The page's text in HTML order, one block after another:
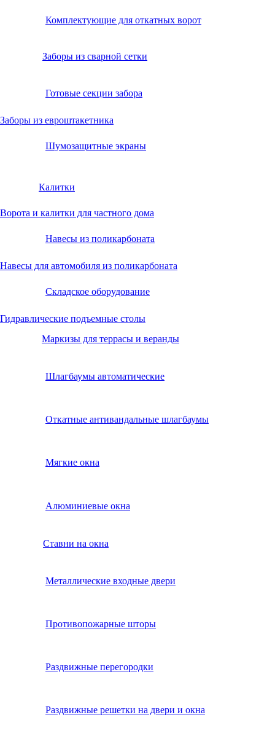
Комплектующие для откатных ворот
Заборы из сварной сетки
Готовые секции забора
Заборы из евроштакетника
Шумозащитные экраны
Калитки
Ворота и калитки для частного дома
Навесы из поликарбоната
Навесы для автомобиля из поликарбоната
Складское оборудование
Гидравлические подъемные столы
Маркизы для террасы и веранды
Шлагбаумы автоматические
Откатные антивандальные шлагбаумы
Мягкие окна
Алюминиевые окна
Ставни на окна
Металлические входные двери
Противопожарные шторы
Раздвижные перегородки
Раздвижные решетки на двери и окна